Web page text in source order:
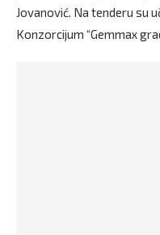
Jovanović. Na tenderu su
Konzorcijum “Gemmax